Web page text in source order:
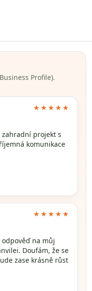
Profile).
★★★★★
zahradní projekt s
komunikace
★★★★★
na můj
Doufám, že se
zase krásně růst